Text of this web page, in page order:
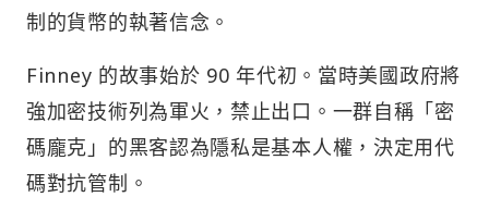
制的貨幣的執著信念。
Finney 的故事始於 90 年代初。當時美國政府將
強加密技術列為軍火，禁止出口。一群自稱「密
碼龐克」的黑客認為隱私是基本人權，決定用代
碼對抗管制。